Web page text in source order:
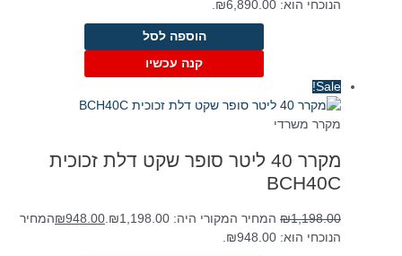
הנוכחי הוא: ₪6,890.00.
הוספה לסל
קנה עכשיו
Sale!
מקרר משרדי
מקרר 40 ליטר סופר שקט דלת זכוכית
BCH40C
₪1,198.00 המחיר המקורי היה: ₪1,198.00. ₪948.00
המחיר
הנוכחי הוא: ₪948.00.